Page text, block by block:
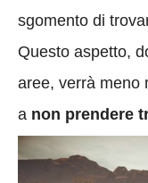
sgomento di
Questo aspetto,
aree, verrà meno
a non prendere